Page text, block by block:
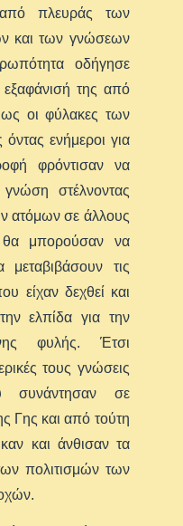
πλευράς των
και των γνώσεων
οδήγησε
της από
οι φύλακες των
ενήμεροι για
φρόντισαν να
στέλνοντας
ατόμων σε άλλους
μπορούσαν να
τις
είχαν δεχθεί και
ελπίδα για την
φυλής. Έτσι
τους γνώσεις
συνάντησαν σε
Γης και από τούτη
και άνθισαν τα
πολιτισμών των